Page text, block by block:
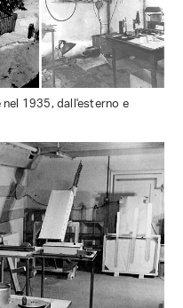
1935, dall'esterno e